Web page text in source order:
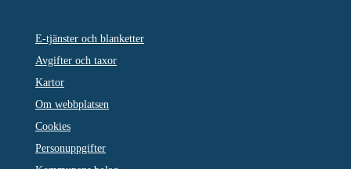
E-tjänster och blanketter
Avgifter och taxor
Kartor
Om webbplatsen
Cookies
Personuppgifter